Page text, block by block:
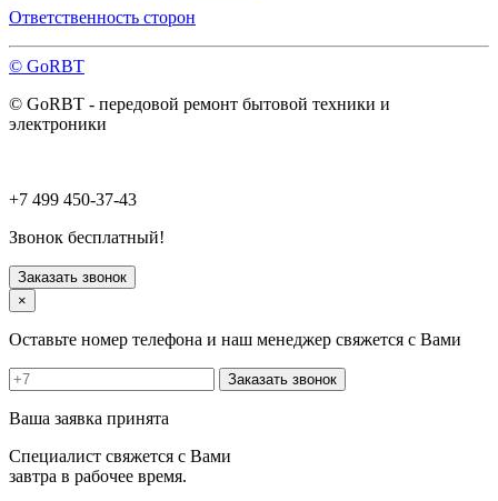
Пересвет
Подольск
Протвино
Пущино
Раменское
Руза
Сергиев Посад
Серпухов
Солнечногорск
Старая Купавна
Ступино
Фрязино
Химки
Хотьково
Чехов
Шатура
Щелково
Щербинка
Ответственность сторон
© GoRBT
© GoRBT - передовой ремонт бытовой техники и
электроники
+7 499 450-37-43
Звонок бесплатный!
Заказать звонок
×
Оставьте номер телефона и наш менеджер свяжется с Вами
Заказать звонок
Ваша заявка принята
Специалист свяжется с Вами
завтра в рабочее время.